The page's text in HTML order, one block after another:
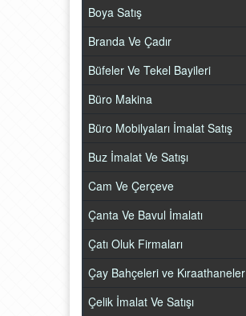
Boya Satış
Branda Ve Çadır
Büfeler Ve Tekel Bayileri
Büro Makina
Büro Mobilyaları İmalat Satış
Buz İmalat Ve Satışı
Cam Ve Çerçeve
Çanta Ve Bavul İmalatı
Çatı Oluk Firmaları
Çay Bahçeleri ve Kıraathaneler
Çelik İmalat Ve Satışı